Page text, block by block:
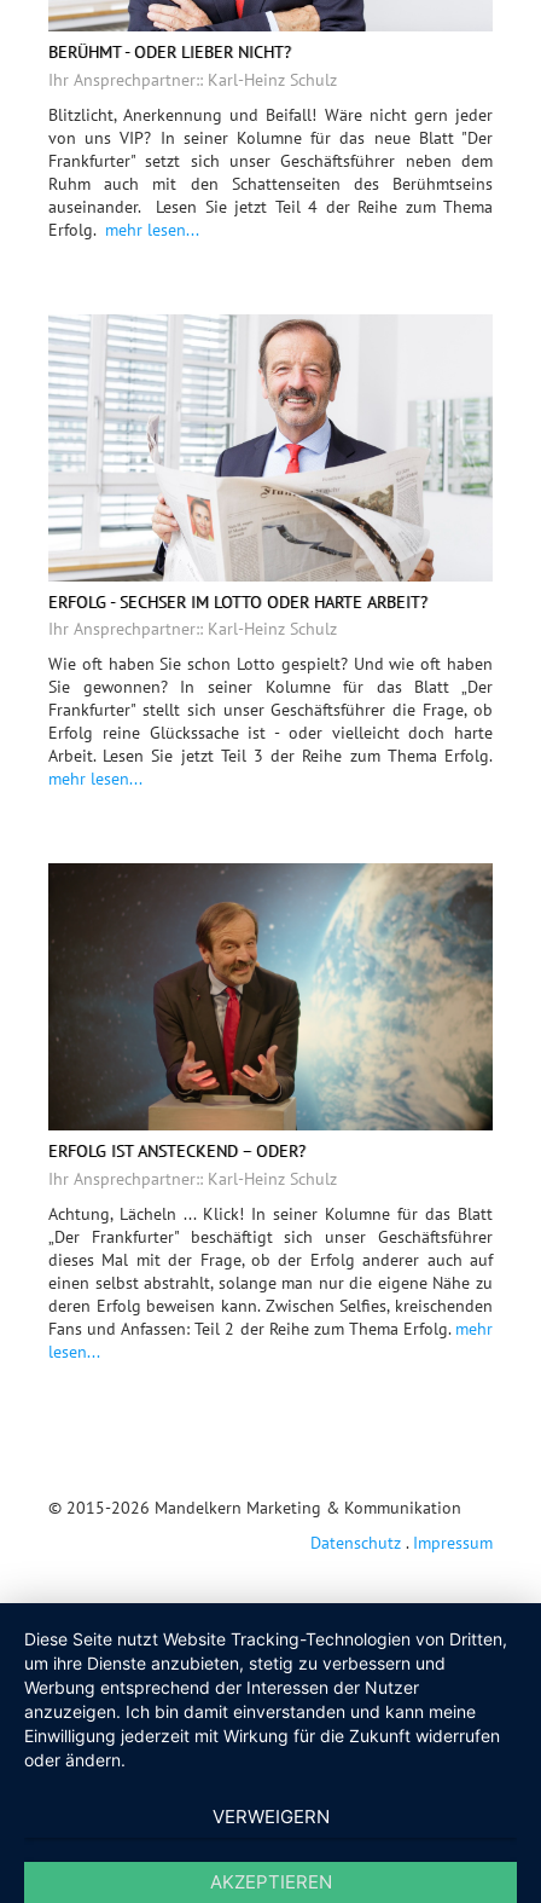
BERÜHMT - ODER LIEBER NICHT?
Ihr Ansprechpartner:: Karl-Heinz Schulz
Blitzlicht, Anerkennung und Beifall! Wäre nicht gern jeder
von uns VIP? In seiner Kolumne für das neue Blatt "Der
Frankfurter" setzt sich unser Geschäftsführer neben dem
Ruhm auch mit den Schattenseiten des Berühmtseins
auseinander. Lesen Sie jetzt Teil 4 der Reihe zum Thema
Erfolg. mehr lesen...
ERFOLG - SECHSER IM LOTTO ODER HARTE ARBEIT?
Ihr Ansprechpartner:: Karl-Heinz Schulz
Wie oft haben Sie schon Lotto gespielt? Und wie oft haben
Sie gewonnen? In seiner Kolumne für das Blatt „Der
Frankfurter" stellt sich unser Geschäftsführer die Frage, ob
Erfolg reine Glückssache ist - oder vielleicht doch harte
Arbeit. Lesen Sie jetzt Teil 3 der Reihe zum Thema Erfolg.
mehr lesen...
ERFOLG IST ANSTECKEND – ODER?
Ihr Ansprechpartner:: Karl-Heinz Schulz
Achtung, Lächeln ... Klick! In seiner Kolumne für das Blatt
„Der Frankfurter" beschäftigt sich unser Geschäftsführer
dieses Mal mit der Frage, ob der Erfolg anderer auch auf
einen selbst abstrahlt, solange man nur die eigene Nähe zu
deren Erfolg beweisen kann. Zwischen Selfies, kreischenden
Fans und Anfassen: Teil 2 der Reihe zum Thema Erfolg. mehr
lesen...
© 2015-2026 Mandelkern Marketing & Kommunikation
Datenschutz . Impressum
Diese Seite nutzt Website Tracking-Technologien von Dritten,
um ihre Dienste anzubieten, stetig zu verbessern und
Werbung entsprechend der Interessen der Nutzer
anzuzeigen. Ich bin damit einverstanden und kann meine
Einwilligung jederzeit mit Wirkung für die Zukunft widerrufen
oder ändern.
VERWEIGERN
AKZEPTIEREN